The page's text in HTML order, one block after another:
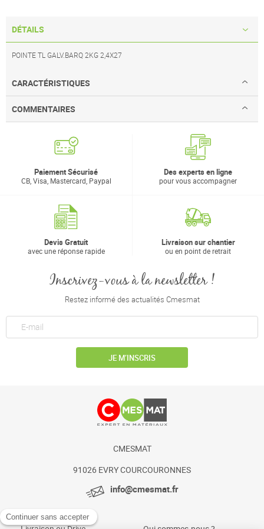
DÉTAILS
POINTE TL GALV.BARQ 2KG 2,4X27
CARACTÉRISTIQUES
COMMENTAIRES
Paiement Sécurisé
CB, Visa, Mastercard, Paypal
Des experts en ligne
pour vous accompagner
Devis Gratuit
avec une réponse rapide
Livraison sur chantier
ou en point de retrait
Inscrivez-vous à la newsletter !
Restez informé des actualités Cmesmat
JE M’INSCRIS
CMESMAT
91026 EVRY COURCOURONNES
info@cmesmat.fr